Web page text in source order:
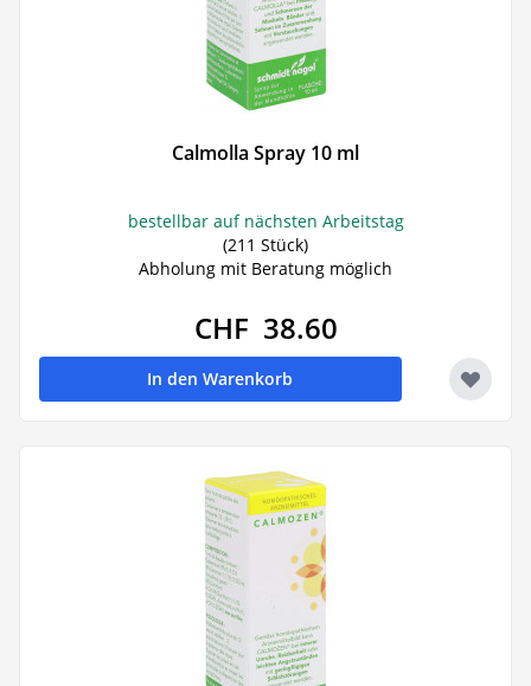
Calmolla Spray 10 ml
bestellbar auf nächsten Arbeitstag
(211 Stück)
Abholung mit Beratung möglich
CHF 38.60
In den Warenkorb